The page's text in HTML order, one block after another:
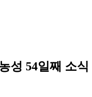
성 54일째 소식